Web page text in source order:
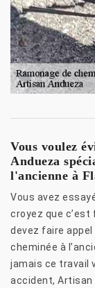
Vous voulez
Andueza
l'ancienne à
Vous avez
croyez que c’est
devez faire
cheminée à
jamais ce travail
accident, Artisan